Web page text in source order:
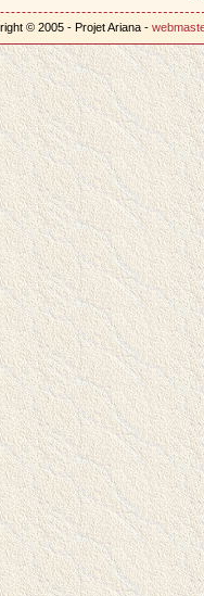
© 2005 - Projet Ariana -